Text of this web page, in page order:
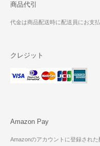
商品代引
代金は商品配送時に配送員にお支
クレジット
Amazon Pay
Amazonのアカウントに登録され